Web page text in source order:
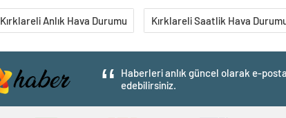
Kırklareli Anlık Hava Durumu Kırklareli Saatlik Hava
Haberleri anlık güncel olarak e-
edebilirsiniz.